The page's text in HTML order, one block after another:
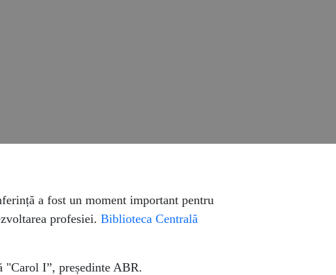
a fost un moment important pentru
profesiei. Biblioteca Centrală
"Carol I”, președinte ABR.